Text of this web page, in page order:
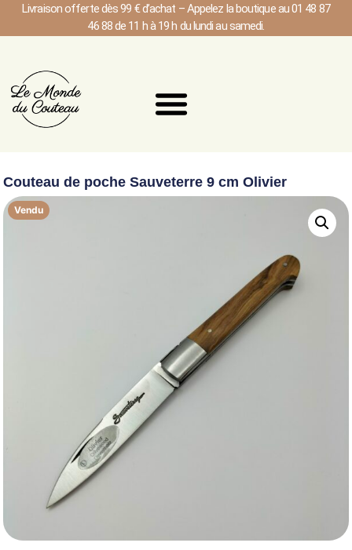
Livraison offerte dès 99 € d’achat – Appelez la boutique au 01 48 87
46 88 de 11 h à 19 h du lundi au samedi.
Couteau de poche Sauveterre 9 cm Olivier
Vendu